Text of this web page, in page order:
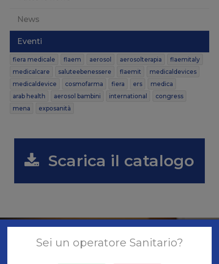
News
Eventi
fiera medicale flaem aerosol aerosolterapia
flaemitaly
medicalcare
saluteebenessere flaemit
medicaldevices
medicaldevice
cosmofarma fiera ers
medica
arab health
aerosol bambini international
congress
mena
exposanità
Scarica il catalogo
Sei un operatore Sanitario?